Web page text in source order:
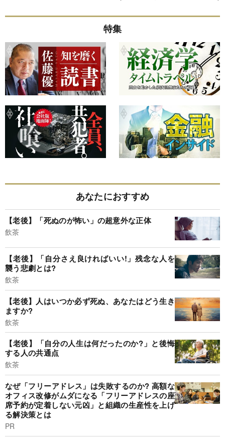
特集
あなたにおすすめ
【老後】「死ぬのが怖い」の超意外な正体
飲茶
【老後】「自分さえ良ければいい!」残念な人を
襲う悲劇とは?
飲茶
【老後】人はいつか必ず死ぬ、あなたはどう生き
ますか?
飲茶
【老後】「自分の人生は何だったのか?」と後悔
する人の共通点
飲茶
なぜ「フリーアドレス」は失敗するのか? 高額な
オフィス改修がムダになる「フリーアドレスの座
席予約が定着しない元凶」と組織の生産性を上げ
る解決策とは
PR